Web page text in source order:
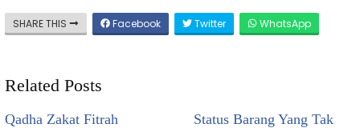
SHARE THIS Facebook Twitter WhatsApp
Related Posts
Qadha Zakat Fitrah
Status Barang Yang Tak